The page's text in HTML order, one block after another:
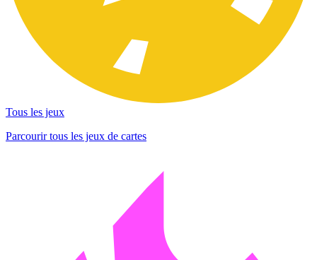
Tous les jeux
Parcourir tous les jeux de cartes